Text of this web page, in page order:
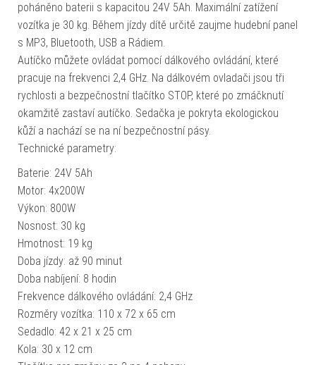
poháněno baterii s kapacitou 24V 5Ah. Maximální zatížení
vozítka je 30 kg. Během jízdy dítě určitě zaujme hudební panel
s MP3, Bluetooth, USB a Rádiem.
Autíčko můžete ovládat pomocí dálkového ovládání, které
pracuje na frekvenci 2,4 GHz. Na dálkovém ovladači jsou tři
rychlosti a bezpečnostní tlačítko STOP, které po zmáčknutí
okamžitě zastaví autíčko. Sedačka je pokryta ekologickou
kůží a nachází se na ní bezpečnostní pásy.
Technické parametry:
Baterie: 24V 5Ah
Motor: 4x200W
Výkon: 800W
Nosnost: 30 kg
Hmotnost: 19 kg
Doba jízdy: až 90 minut
Doba nabíjení: 8 hodin
Frekvence dálkového ovládání: 2,4 GHz
Rozměry vozítka: 110 x 72 x 65 cm
Sedadlo: 42 x 21 x 25 cm
Kola: 30 x 12 cm